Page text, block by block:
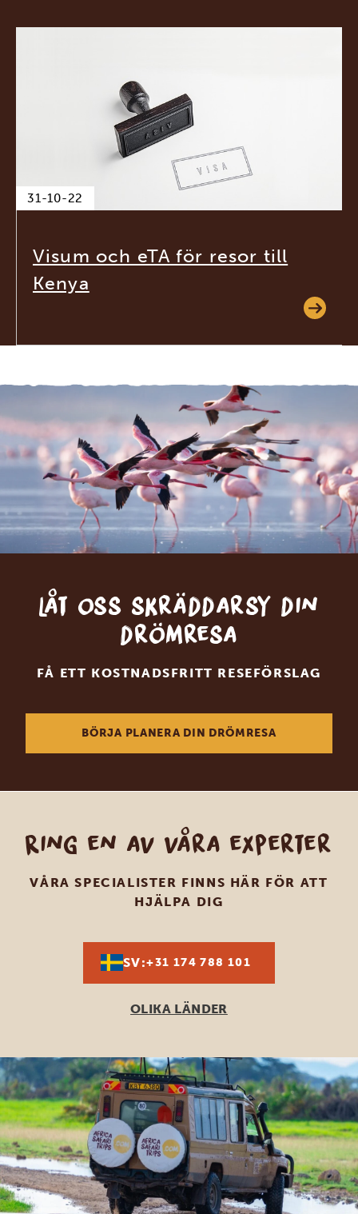
31-10-22
Visum och eTA för resor till
Kenya
Låt oss skräddarsy din
drömresa
FÅ ETT KOSTNADSFRITT RESEFÖRSLAG
BÖRJA PLANERA DIN DRÖMRESA
Ring en av våra experter
VÅRA SPECIALISTER FINNS HÄR FÖR ATT
HJÄLPA DIG
SV:+31 174 788 101
OLIKA LÄNDER